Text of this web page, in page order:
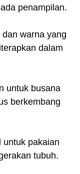
penampilan.
warna yang
dalam
untuk busana
berkembang
untuk pakaian
tubuh.